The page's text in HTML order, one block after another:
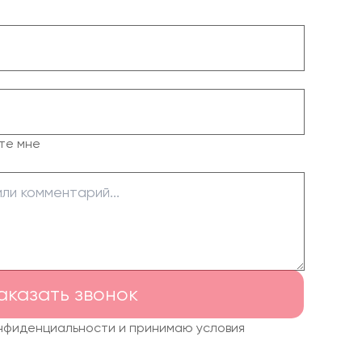
мне
звонок
и принимаю условия